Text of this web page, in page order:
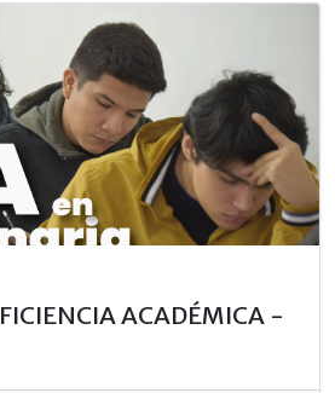
ACADÉMICA -